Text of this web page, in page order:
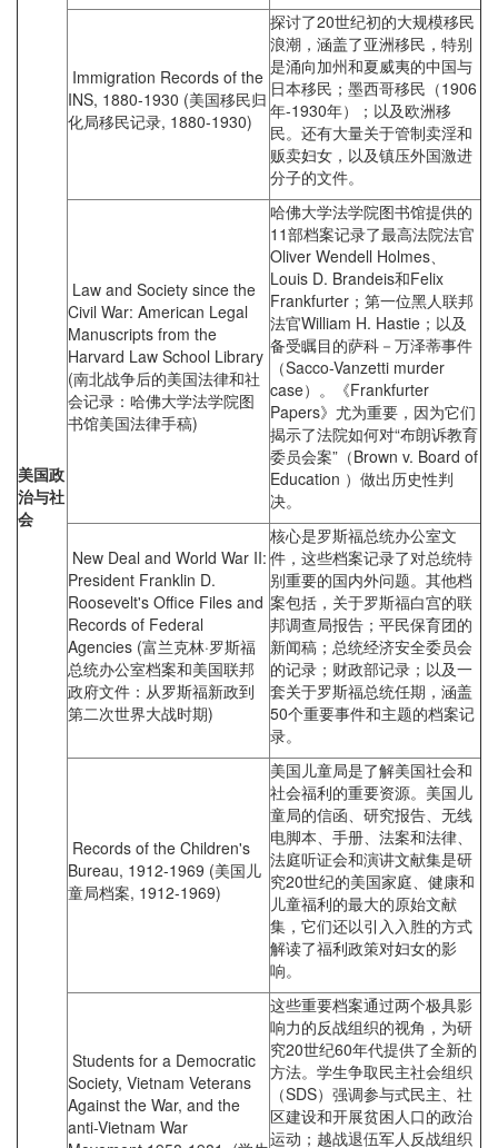
美国政
治与社
会
Immigration Records of the
INS, 1880-1930 (美国移民归
化局移民记录, 1880-1930)
探讨了20世纪初的大规模移民
浪潮，涵盖了亚洲移民，特别
是涌向加州和夏威夷的中国与
日本移民；墨西哥移民（1906
年-1930年）；以及欧洲移
民。还有大量关于管制卖淫和
贩卖妇女，以及镇压外国激进
分子的文件。
Law and Society since the
Civil War: American Legal
Manuscripts from the
Harvard Law School Library
(南北战争后的美国法律和社
会记录：哈佛大学法学院图
书馆美国法律手稿)
哈佛大学法学院图书馆提供的
11部档案记录了最高法院法官
Oliver Wendell Holmes、
Louis D. Brandeis和Felix
Frankfurter；第一位黑人联邦
法官William H. Hastie；以及
备受瞩目的萨科－万泽蒂事件
（Sacco-Vanzetti murder
case）。《Frankfurter
Papers》尤为重要，因为它们
揭示了法院如何对“布朗诉教育
委员会案”（Brown v. Board of
Education ）做出历史性判
决。
New Deal and World War II:
President Franklin D.
Roosevelt's Office Files and
Records of Federal
Agencies (富兰克林·罗斯福
总统办公室档案和美国联邦
政府文件：从罗斯福新政到
第二次世界大战时期)
核心是罗斯福总统办公室文
件，这些档案记录了对总统特
别重要的国内外问题。其他档
案包括，关于罗斯福白宫的联
邦调查局报告；平民保育团的
新闻稿；总统经济安全委员会
的记录；财政部记录；以及一
套关于罗斯福总统任期，涵盖
50个重要事件和主题的档案记
录。
Records of the Children's
Bureau, 1912-1969 (美国儿
童局档案, 1912-1969)
美国儿童局是了解美国社会和
社会福利的重要资源。美国儿
童局的信函、研究报告、无线
电脚本、手册、法案和法律、
法庭听证会和演讲文献集是研
究20世纪的美国家庭、健康和
儿童福利的最大的原始文献
集，它们还以引入入胜的方式
解读了福利政策对妇女的影
响。
Students for a Democratic
Society, Vietnam Veterans
Against the War, and the
anti-Vietnam War
这些重要档案通过两个极具影
响力的反战组织的视角，为研
究20世纪60年代提供了全新的
方法。学生争取民主社会组织
（SDS）强调参与式民主、社
区建设和开展贫困人口的政治
运动；越战退伍军人反战组织